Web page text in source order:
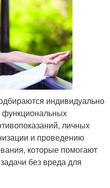
индивидуально
функциональных
личных
и проведению
которые помогают
без вреда для